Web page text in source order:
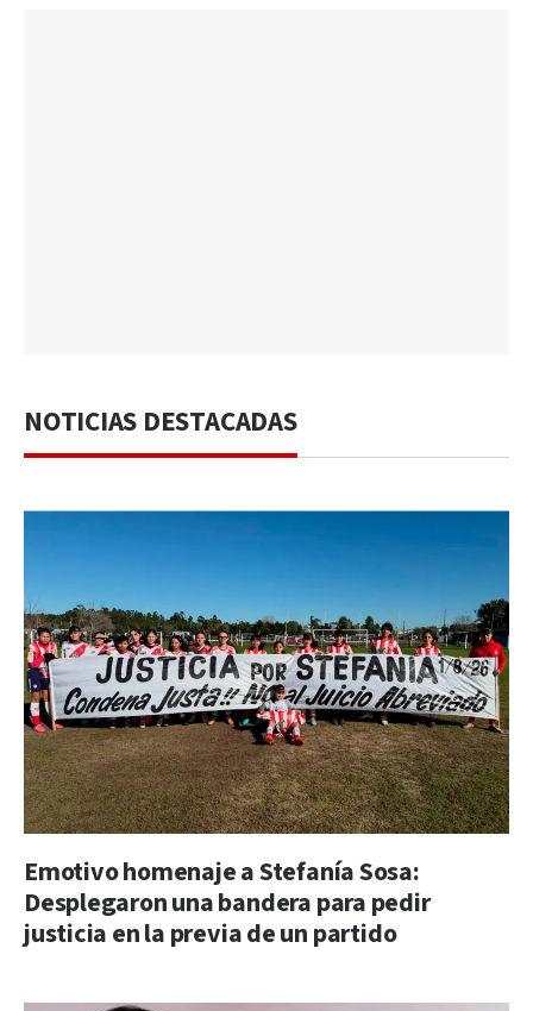
NOTICIAS DESTACADAS
Emotivo homenaje a Stefanía Sosa:
Desplegaron una bandera para pedir
justicia en la previa de un partido